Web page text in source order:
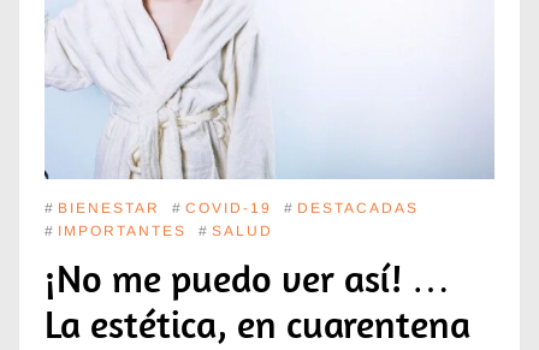
# BIENESTAR # COVID-19 # DESTACADAS
# IMPORTANTES # SALUD
¡No me puedo ver así! …
La estética, en cuarentena